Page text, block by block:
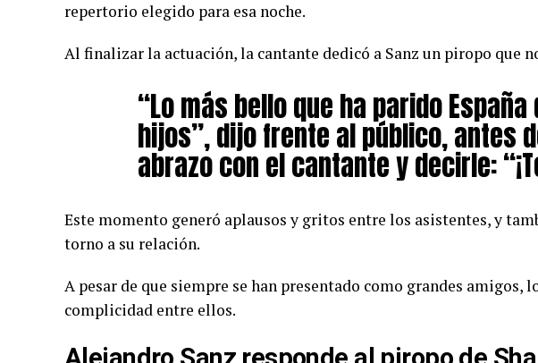
repertorio elegido para esa noche.
Al finalizar la actuación, la cantante dedicó a Sanz un piropo que
“Lo más bello que ha parido
hijos”, dijo frente al público, antes
abrazo con el cantante y decirle:
Este momento generó aplausos y gritos entre los asistentes, y
torno a su relación.
A pesar de que siempre se han presentado como grandes amigos,
complicidad entre ellos.